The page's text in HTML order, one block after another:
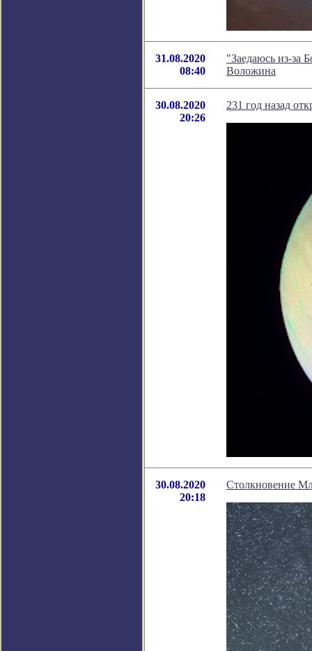
31.08.2020
08:40
"Заедаюсь из-за
Воложина
30.08.2020
20:26
231 год назад
30.08.2020
20:18
Столкновение